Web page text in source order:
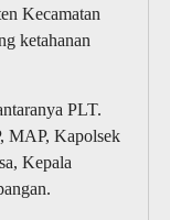
Kecamatan
ketahanan
PLT.
MAP, Kapolsek
Kepala